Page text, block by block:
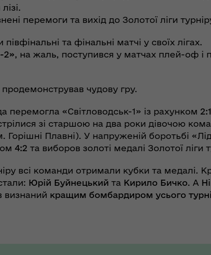
перемоги та вихід до Золотої ліги
та фінальні матчі у своїх лігах.
2», на жаль, поступився у матчах плей-оф і
продемонстрував чудову гру.
перемогла «Світловодськ-1» із рахунком 2:1
зі старшою на два роки дівочою
Горішні Плавні). У напруженій боротьбі
4:2 та виборов золоті медалі Золотої ліги
всі команди отримали кубки та медалі.
Юрій Буйнецький та Кирило Бичко. А
визнаний кращим бомбардиром усього